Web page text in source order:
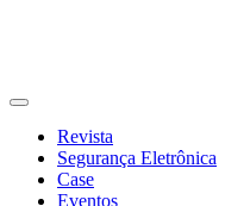
Revista
Segurança Eletrônica
Case
Eventos